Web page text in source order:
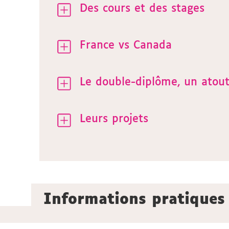
Des cours et des stages
France vs Canada
Le double-diplôme, un atout
Leurs projets
Informations pratiques